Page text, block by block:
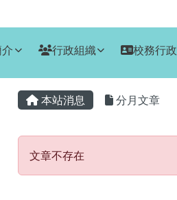
長安國小
行政組織 校務行政
主內容區域
本站消息 分月文章
文章不存在
文章不存在